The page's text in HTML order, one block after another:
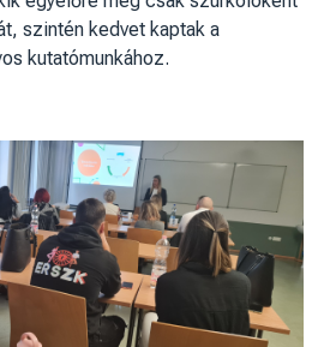
szintén kedvet kaptak a
kutatómunkához.